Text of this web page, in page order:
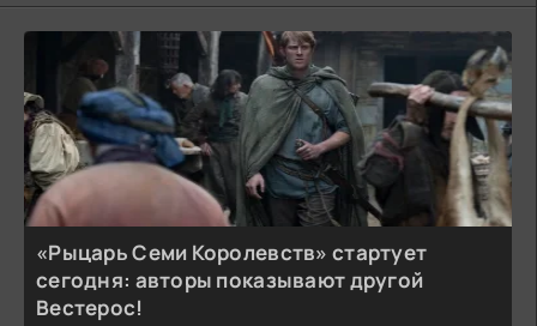
«Рыцарь Семи Королевств» стартует
сегодня: авторы показывают другой
Вестерос!